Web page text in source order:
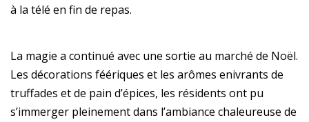
à la télé en fin de repas.
La magie a continué avec une sortie au marché de Noël.
Les décorations féériques et les arômes enivrants de
truffades et de pain d’épices, les résidents ont pu
s’immerger pleinement dans l’ambiance chaleureuse de